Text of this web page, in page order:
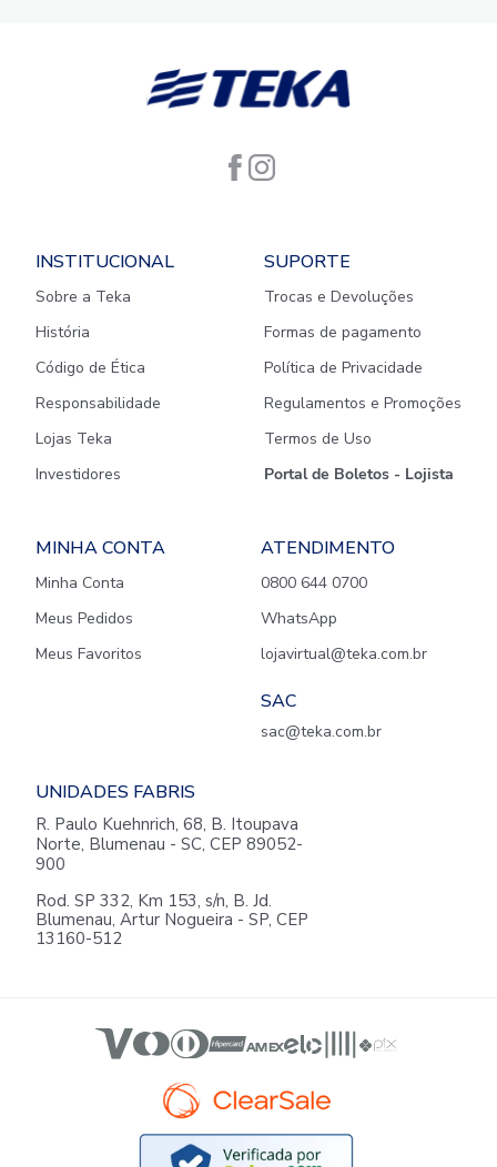
INSTITUCIONAL
Sobre a Teka
História
Código de Ética
Responsabilidade
Lojas Teka
Investidores
SUPORTE
Trocas e Devoluções
Formas de pagamento
Política de Privacidade
Regulamentos e Promoções
Termos de Uso
Portal de Boletos - Lojista
MINHA CONTA
Minha Conta
Meus Pedidos
Meus Favoritos
ATENDIMENTO
0800 644 0700
WhatsApp
lojavirtual@teka.com.br
SAC
sac@teka.com.br
UNIDADES FABRIS
R. Paulo Kuehnrich, 68, B. Itoupava
Norte, Blumenau - SC, CEP 89052-
900
Rod. SP 332, Km 153, s/n, B. Jd.
Blumenau, Artur Nogueira - SP, CEP
13160-512